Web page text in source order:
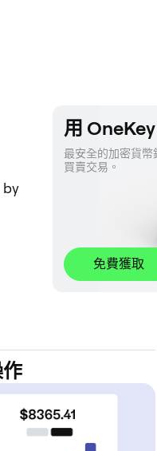
by
用
最安全的加密貨幣
買賣交易。
免費獲取